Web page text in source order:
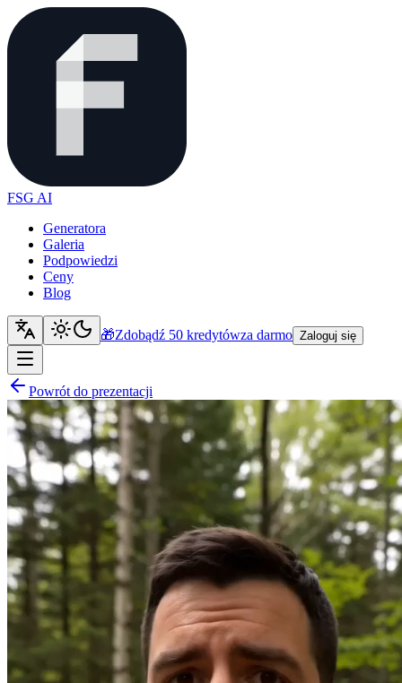
FSG AI
Generatora
Galeria
Podpowiedzi
Ceny
Blog
🎁Zdobądź 50 kredytówza darmo Zaloguj się
Powrót do prezentacji